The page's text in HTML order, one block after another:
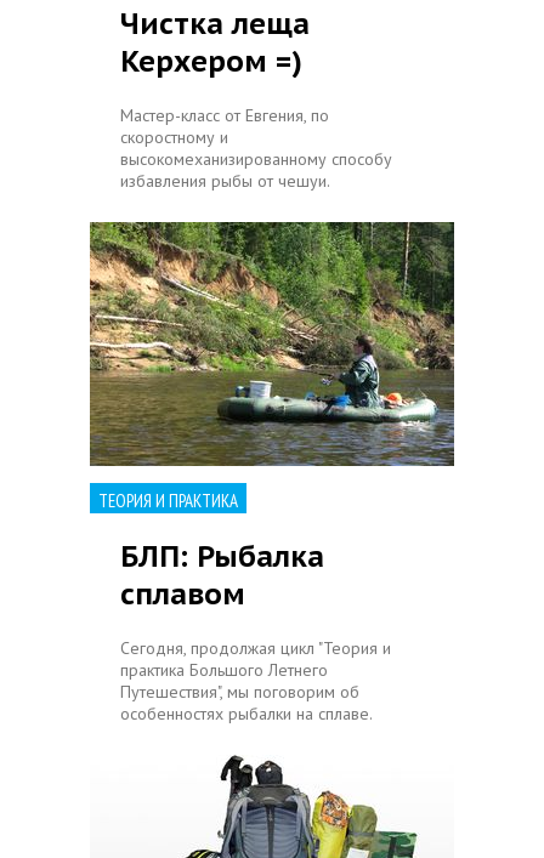
Чистка леща
Керхером =)
Мастер-класс от Евгения, по
скоростному и
высокомеханизированному способу
избавления рыбы от чешуи.
ТЕОРИЯ И ПРАКТИКА
БЛП: Рыбалка
сплавом
Сегодня, продолжая цикл "Теория и
практика Большого Летнего
Путешествия", мы поговорим об
особенностях рыбалки на сплаве.